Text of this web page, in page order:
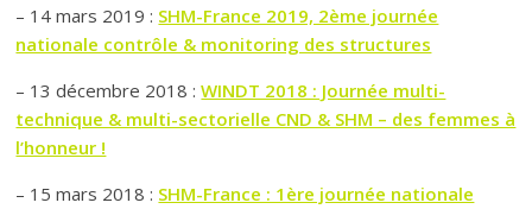
– 14 mars 2019 : SHM-France 2019, 2ème journée
nationale contrôle & monitoring des structures
– 13 décembre 2018 :WINDT 2018 : Journée multi-
technique & multi-sectorielle CND & SHM – des femmes à
l’honneur !
– 15 mars 2018 : SHM-France : 1ère journée nationale